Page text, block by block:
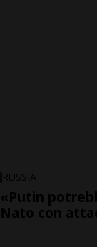
RUSSIA
«Putin
Nato con